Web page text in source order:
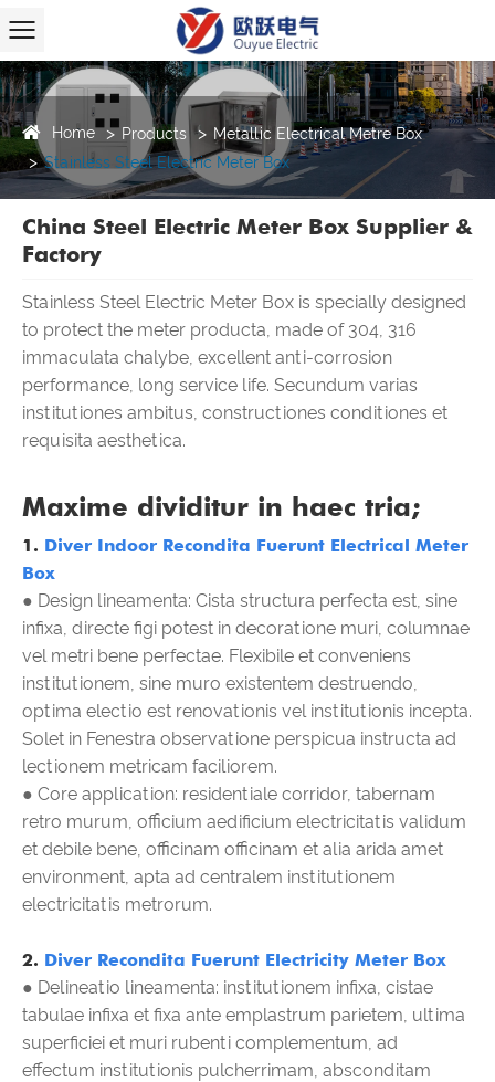
Home Products
Metallic Electrical Metre Box
Stainless Steel Electric Meter Box
China Steel Electric Meter Box Supplier &
Factory
Stainless Steel Electric Meter Box is specially designed
to protect the meter producta, made of 304, 316
immaculata chalybe, excellent anti-corrosion
performance, long service life. Secundum varias
institutiones ambitus, constructiones conditiones et
requisita aesthetica.
Maxime dividitur in haec tria;
1. Diver Indoor Recondita Fuerunt Electrical Meter
Box
● Design lineamenta: Cista structura perfecta est, sine
infixa, directe figi potest in decoratione muri, columnae
vel metri bene perfectae. Flexibile et conveniens
institutionem, sine muro existentem destruendo,
optima electio est renovationis vel institutionis incepta.
Solet in Fenestra observatione perspicua instructa ad
lectionem metricam faciliorem.
● Core application: residentiale corridor, tabernam
retro murum, officium aedificium electricitatis validum
et debile bene, officinam officinam et alia arida amet
environment, apta ad centralem institutionem
electricitatis metrorum.
2. Diver Recondita Fuerunt Electricity Meter Box
● Delineatio lineamenta: institutionem infixa, cistae
tabulae infixa et fixa ante emplastrum parietem, ultima
superficiei et muri rubenti complementum, ad
effectum institutionis pulcherrimam, absconditam